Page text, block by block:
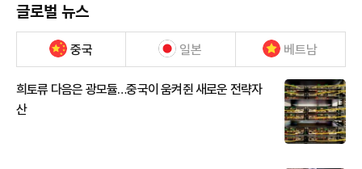
글로벌 뉴스
중국 일본 베트남
희토류 다음은 광모듈…중국이 움켜쥔 새로운 전략자
산